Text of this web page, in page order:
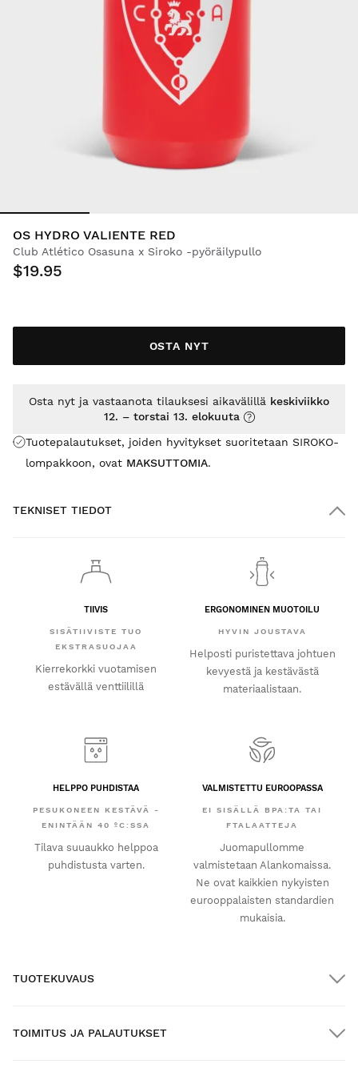
OS HYDRO VALIENTE RED
Club Atlético Osasuna x Siroko -pyöräilypullo
$19.95
OSTA NYT
Tuotepalautukset, joiden hyvitykset suoritetaan SIROKO-
lompakkoon, ovat MAKSUTTOMIA.
Osta nyt ja vastaanota tilauksesi aikavälillä keskiviikko
12. – torstai 13. elokuuta
TEKNISET TIEDOT
TIIVIS
SISÄTIIVISTE TUO
EKSTRASUOJAA
Kierrekorkki vuotamisen
estävällä venttiilillä
ERGONOMINEN MUOTOILU
HYVIN JOUSTAVA
Helposti puristettava johtuen
kevyestä ja kestävästä
materiaalistaan.
HELPPO PUHDISTAA
PESUKONEEN KESTÄVÄ -
ENINTÄÄN 40 ºC:SSA
Tilava suuaukko helppoa
puhdistusta varten.
VALMISTETTU EUROOPASSA
EI SISÄLLÄ BPA:TA TAI
FTALAATTEJA
Juomapullomme
valmistetaan Alankomaissa.
Ne ovat kaikkien nykyisten
eurooppalaisten standardien
mukaisia.
TUOTEKUVAUS
TOIMITUS JA PALAUTUKSET